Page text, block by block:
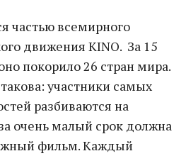
частью всемирного
движения KINO. За 15
покорило 26 стран мира.
участники самых
разбиваются на
очень малый срок должна
фильм. Каждый